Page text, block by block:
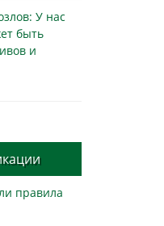
У нас
быть
и
правила